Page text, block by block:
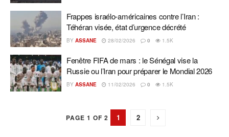
Frappes israélo-américaines contre l’Iran :
Téhéran visée, état d’urgence décrété
BY ASSANE 28/02/2026 0 1.5K
Fenêtre FIFA de mars : le Sénégal vise la
Russie ou l’Iran pour préparer le Mondial 2026
BY ASSANE 11/02/2026 0 1.5K
PAGE 1 OF 2 1 2